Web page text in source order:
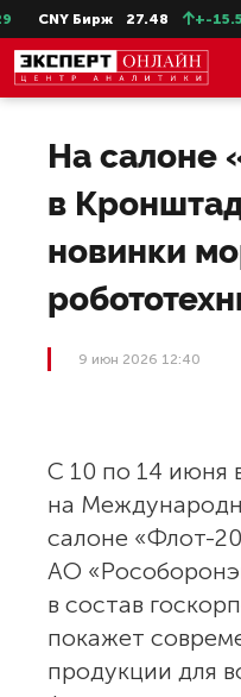
CNY Бирж 27.48 +-15.5
На салоне
в
новинки
9 июн 2026 12:40
С 10 по 14 июня
на
салоне «Флот-
АО
в состав
покажет
продукции для